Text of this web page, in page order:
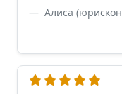
Алиса